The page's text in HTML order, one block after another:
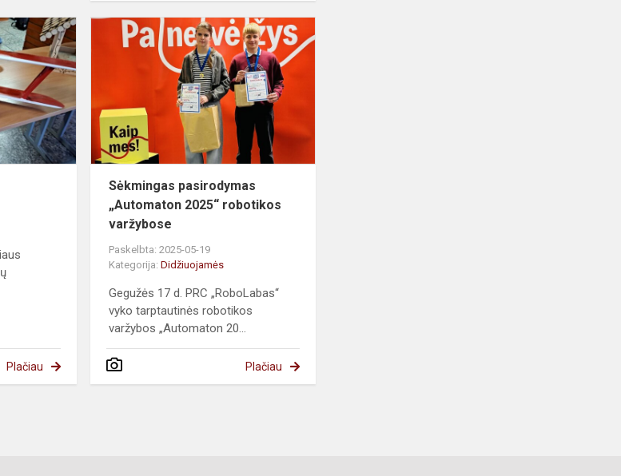
Kūrybos
virusas
2025
Plačiau
pasirodymas
Sėkmingas pasirodymas
„Automaton 2025“ robotikos
varžybose
Paskelbta: 2025-05-19
Kategorija:Didžiuojamės
Gegužės 17 d. PRC „RoboLabas“
vyko tarptautinės robotikos
varžybos „Automaton 20...
Plačiau